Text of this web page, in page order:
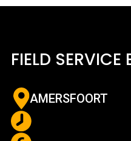
FIELD SERVICE
AMERSFOORT